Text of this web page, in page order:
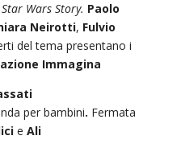
Wars Story. Paolo
Neirotti, Fulvio
del tema presentano i
Immagina
per bambini. Fermata
e Ali